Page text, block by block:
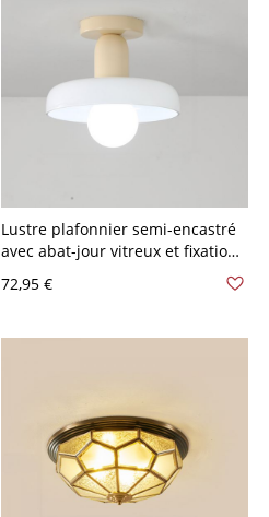
Lustre plafonnier semi-encastré
avec abat-jour vitreux et fixation
métallique pour chambre - 110
V-120 V Blanc Jaune
72,95 €